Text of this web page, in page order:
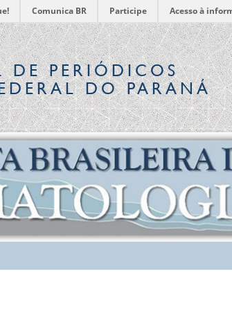
Comunica BR Participe Acesso à
DE PERIÓDICOS
DO PARANÁ